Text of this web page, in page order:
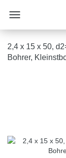
2,4 x 15 x 50,
Bohrer,